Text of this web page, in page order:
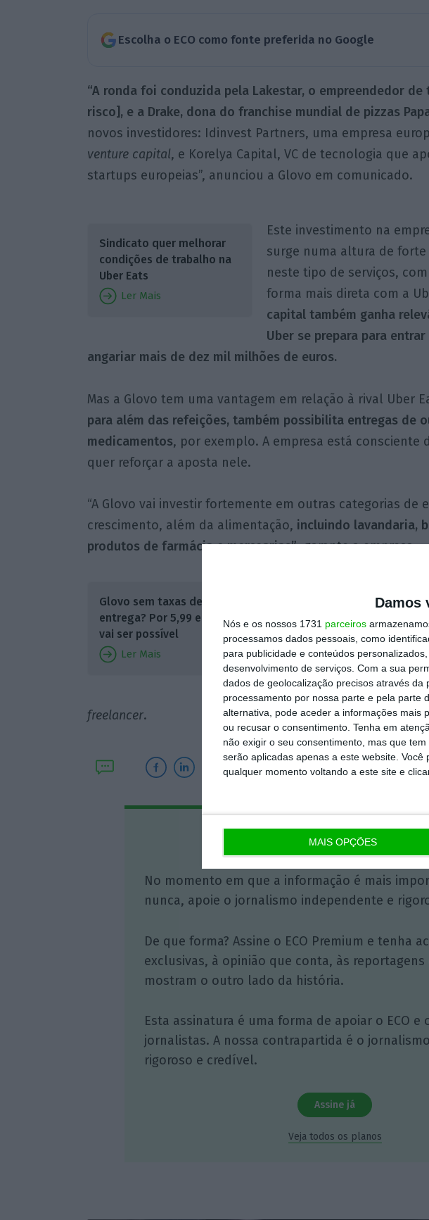
Damos
Nós e os nossos 1731 parceiros
processamos dados pessoais, como
para publicidade e conteúdos
desenvolvimento de serviços. Com a sua
dados de geolocalização precisos através
processamento por nossa parte e pela parte
alternativa, pode aceder a informações mais
ou recusar o consentimento. Tenha em
não exigir o seu consentimento, mas que
serão aplicadas apenas a este website.
qualquer momento voltando a este site e
MAIS OPÇÕES
Escolha o ECO como fonte preferida no Google
“A ronda foi conduzida pela Lakestar, o empreendedor
risco], e a Drake, dona do franchise mundial de pizzas Papa
novos investidores: Idinvest Partners, uma empresa
venture capital, e Korelya Capital, VC de tecnologia que
startups europeias”, anunciou a Glovo em comunicado.
Sindicato quer melhorar
condições de trabalho na
Uber Eats
Ler Mais
Este investimento na
surge numa altura de
neste tipo de serviços,
forma mais direta com a
capital também ganha
Uber se prepara para
angariar mais de dez mil milhões de euros.
Mas a Glovo tem uma vantagem em relação à rival Uber
para além das refeições, também possibilita entregas de
medicamentos, por exemplo. A empresa está consciente
quer reforçar a aposta nele.
“A Glovo vai investir fortemente em outras categorias de
crescimento, além da alimentação, incluindo lavandaria,
produtos de farmácia e mercearias”, garante a empresa.
Glovo sem taxas de
entrega? Por 5,99 euros
vai ser possível
Ler Mais
Segundo a startup
sido impulsionado por
risco”, sendo que, “no ano
expansão da startup
cada quatro dias”. A Glovo
pessoas” e recorre a
freelancer.
Assine o ECO Premium
No momento em que a informação é mais
nunca, apoie o jornalismo independente e
De que forma? Assine o ECO Premium e tenha
exclusivas, à opinião que conta, às reportagens
mostram o outro lado da história.
Esta assinatura é uma forma de apoiar o ECO e
jornalistas. A nossa contrapartida é o
rigoroso e credível.
Assine já
Veja todos os planos